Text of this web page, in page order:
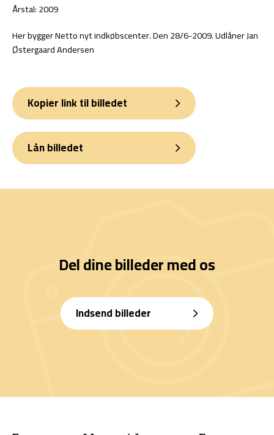
Årstal: 2009
Her bygger Netto nyt indkøbscenter. Den 28/6-2009. Udlåner Jan
Østergaard Andersen
Kopier link til billedet
Lån billedet
Del dine billeder med os
Indsend billeder